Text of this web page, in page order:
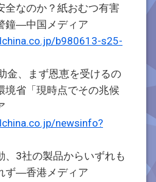
全なのか？紙おむつ有害
鐘―中国メディア
b980613-s25-
金、まず恩恵を受けるの
境省「現時点でその兆候
newsinfo?
、3社の製品からいずれも
ず―香港メディア